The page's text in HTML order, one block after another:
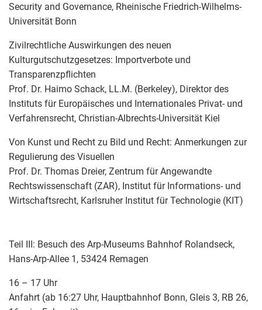
Security and Governance, Rheinische Friedrich-Wilhelms-
Universität Bonn
Zivilrechtliche Auswirkungen des neuen
Kulturgutschutzgesetzes: Importverbote und
Transparenzpflichten
Prof. Dr. Haimo Schack, LL.M. (Berkeley), Direktor des
Instituts für Europäisches und Internationales Privat- und
Verfahrensrecht, Christian-Albrechts-Universität Kiel
Von Kunst und Recht zu Bild und Recht: Anmerkungen zur
Regulierung des Visuellen
Prof. Dr. Thomas Dreier, Zentrum für Angewandte
Rechtswissenschaft (ZAR), Institut für Informations- und
Wirtschaftsrecht, Karlsruher Institut für Technologie (KIT)
Teil III: Besuch des Arp-Museums Bahnhof Rolandseck,
Hans-Arp-Allee 1, 53424 Remagen
16 – 17 Uhr
Anfahrt (ab 16:27 Uhr, Hauptbahnhof Bonn, Gleis 3, RB 26,